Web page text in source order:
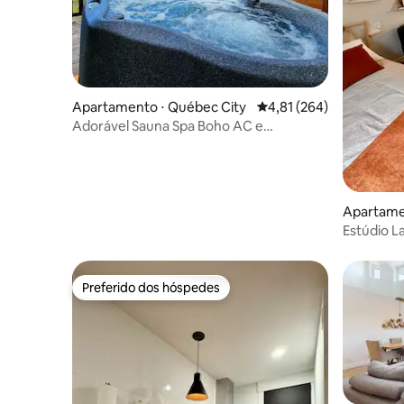
Apartamento ⋅ Québec City 4,81 de uma avaliação
4,81 (264)
Adorável Sauna Spa Boho AC e
es-
Estúdio
Preferido dos hóspedes
Preferido dos hóspedes